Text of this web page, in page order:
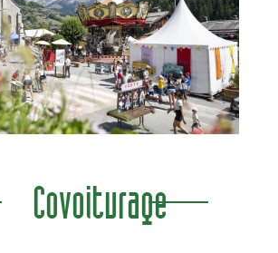
Covoiturage